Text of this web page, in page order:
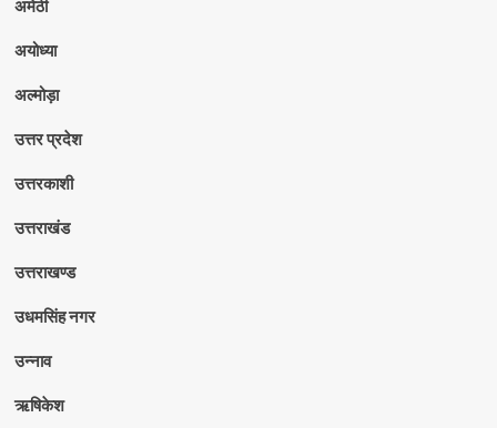
अमेठी
अयोध्या
अल्मोड़ा
उत्तर प्रदेश
उत्तरकाशी
उत्तराखंड
उत्तराखण्ड
उधमसिंह नगर
उन्नाव
ऋषिकेश